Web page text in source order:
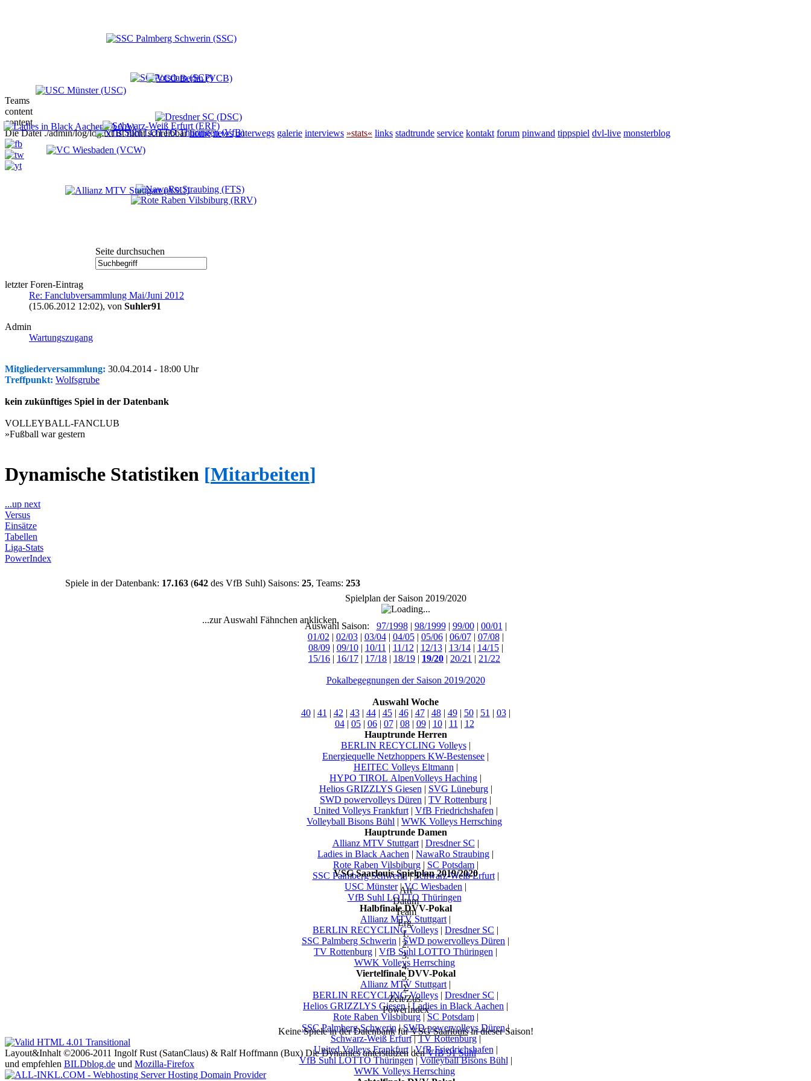
Teams
content
content
Die Datei ./admin/log/log.txt ist nicht schreibbarhome news unterwegs galerie interviews »stats« links stadtrunde service kontakt forum pinwand tippspiel dvl-live monsterblog
Seite durchsuchen
letzter Foren-Eintrag
Re: Fanclubversammlung Mai/Juni 2012
(15.06.2012 12:02), von Suhler91
Admin
Wartungszugang
Mitgliederversammlung: 30.04.2014 - 18:00 Uhr
Treffpunkt: Wolfsgrube
kein zukünftiges Spiel in der Datenbank
VOLLEYBALL-FANCLUB
»Fußball war gestern
Dynamische Statistiken [Mitarbeiten]
...up next
Versus
Einsätze
Tabellen
Liga-Stats
PowerIndex
Spiele in der Datenbank: 17.163(642des VfB Suhl) Saisons: 25, Teams: 253
Spielplan der Saison 2019/2020
...zur Auswahl Fähnchen anklicken.
Auswahl Saison: 97/1998| 98/1999| 99/00| 00/01 |
01/02 | 02/03| 03/04| 04/05| 05/06| 06/07| 07/08|
08/09| 09/10| 10/11 | 11/12 | 12/13| 13/14| 14/15|
15/16 | 16/17 | 17/18 | 18/19 | 19/20 | 20/21 | 21/22
Pokalbegegnungen der Saison 2019/2020
Auswahl Woche
40| 41 | 42 | 43| 44| 45| 46| 47| 48| 49| 50| 51 | 03|
04| 05| 06| 07| 08| 09| 10| 11 | 12
Hauptrunde Herren
BERLIN RECYCLING Volleys|
Energiequelle Netzhoppers KW-Bestensee |
HEITEC Volleys Eltmann |
HYPO TIROL AlpenVolleys Haching |
Helios GRIZZLYS Giesen | SVG Lüneburg|
SWD powervolleys Düren | TV Rottenburg |
United Volleys Frankfurt| VfB Friedrichshafen |
Volleyball Bisons Bühl | WWK Volleys Herrsching
Hauptrunde Damen
Allianz MTV Stuttgart| Dresdner SC |
Ladies in Black Aachen | NawaRo Straubing |
Rote Raben Vilsbiburg| SC Potsdam|
SSC Palmberg Schwerin|Schwarz-Weiß Erfurt|
USC Münster|VC Wiesbaden |
VfB Suhl LOTTO Thüringen
Halbfinale DVV-Pokal
Allianz MTV Stuttgart |
BERLIN RECYCLING Volleys | Dresdner SC |
SSC Palmberg Schwerin |SWD powervolleys Düren |
TV Rottenburg | VfB Suhl LOTTO Thüringen |
WWK Volleys Herrsching
Viertelfinale DVV-Pokal
Allianz MTV Stuttgart |
BERLIN RECYCLING Volleys | Dresdner SC |
Helios GRIZZLYS Giesen|Ladies in Black Aachen |
Rote Raben Vilsbiburg| SC Potsdam|
SSC Palmberg Schwerin|SWD powervolleys Düren|
Schwarz-Weiß Erfurt|TV Rottenburg|
United Volleys Frankfurt|VfB Friedrichshafen |
VfB Suhl LOTTO Thüringen | Volleyball Bisons Bühl |
WWK Volleys Herrsching
VSG Saarlouis Spielplan 2019/2020
Art
Datum
Team
Erg.
1.
2.
3.
4.
5.
Σ
Zeit/Zus.
PowerIndex
Keine Spiele in der Datenbank fürVSG Saarlouisin dieser Saison!
Layout&Inhalt ©2006-2011 Ingolf Rust (SatanClaus) & Ralf Hoffmann (Bux) Die Dynamics unterstützen denVfB 91 Suhl
und empfehlen BILDblog.de und Mozilla-Firefox